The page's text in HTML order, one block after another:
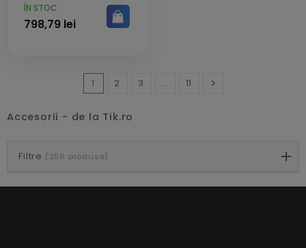
Filtre (256 produse)
PRET
ÎN STOC
798,79 lei
1 2 3 … 11 Inainte

Accesorii - de la Tik.ro